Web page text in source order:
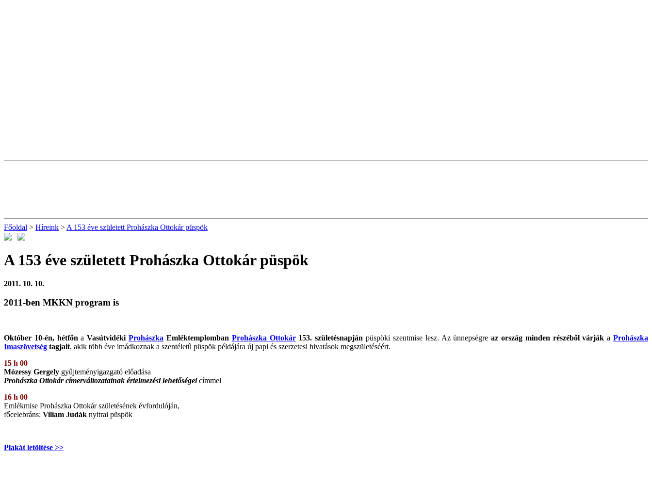
Főoldal > Híreink > A 153 éve született Prohászka Ottokár püspök
A 153 éve született Prohászka Ottokár püspök
2011. 10. 10.
2011-ben MKKN program is
Október 10-én, hétfőnaVasútvidékiProhászka Emléktemplomban Prohászka Ottokár153. születésnapján püspöki szentmise lesz. Az ünnepségreaz ország minden részéből várják aProhászka
Imaszövetség tagjait, akik több éve imádkoznak a szentéletû püspök példájára új papi és szerzetesi hivatások megszületéséért.
15 h 00
Mózessy Gergely gyûjteményigazgató előadása
Prohászka Ottokár címerváltozatainak értelmezési lehetőségeicímmel
16 h 00
Emlékmise Prohászka Ottokár születésének évfordulóján,
főcelebráns: Viliam Judák nyitrai püspök
Plakát letöltése >>